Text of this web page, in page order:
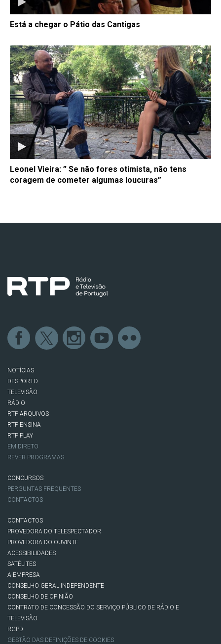
Está a chegar o Pátio das Cantigas
Leonel Vieira: ” Se não fores otimista, não tens
coragem de cometer algumas loucuras”
NOTÍCIAS
DESPORTO
TELEVISÃO
RÁDIO
RTP ARQUIVOS
RTP ENSINA
RTP PLAY
EM DIRETO
REVER PROGRAMAS
CONCURSOS
PERGUNTAS FREQUENTES
CONTACTOS
CONTACTOS
PROVEDORA DO TELESPECTADOR
PROVEDORA DO OUVINTE
ACESSIBILIDADES
SATÉLITES
A EMPRESA
CONSELHO GERAL INDEPENDENTE
CONSELHO DE OPINIÃO
CONTRATO DE CONCESSÃO DO SERVIÇO PÚBLICO DE RÁDIO E
TELEVISÃO
RGPD
GESTÃO DAS DEFINIÇÕES DE COOKIES